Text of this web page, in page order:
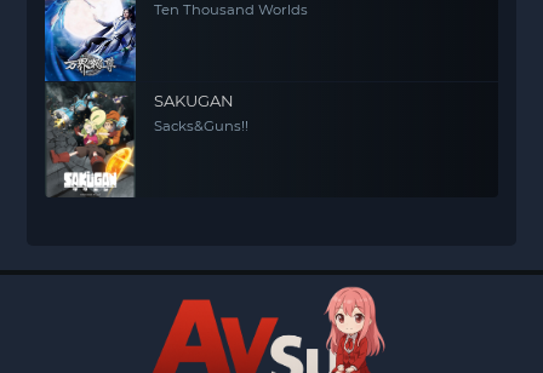
Ten Thousand Worlds
SAKUGAN
Sacks&Guns!!